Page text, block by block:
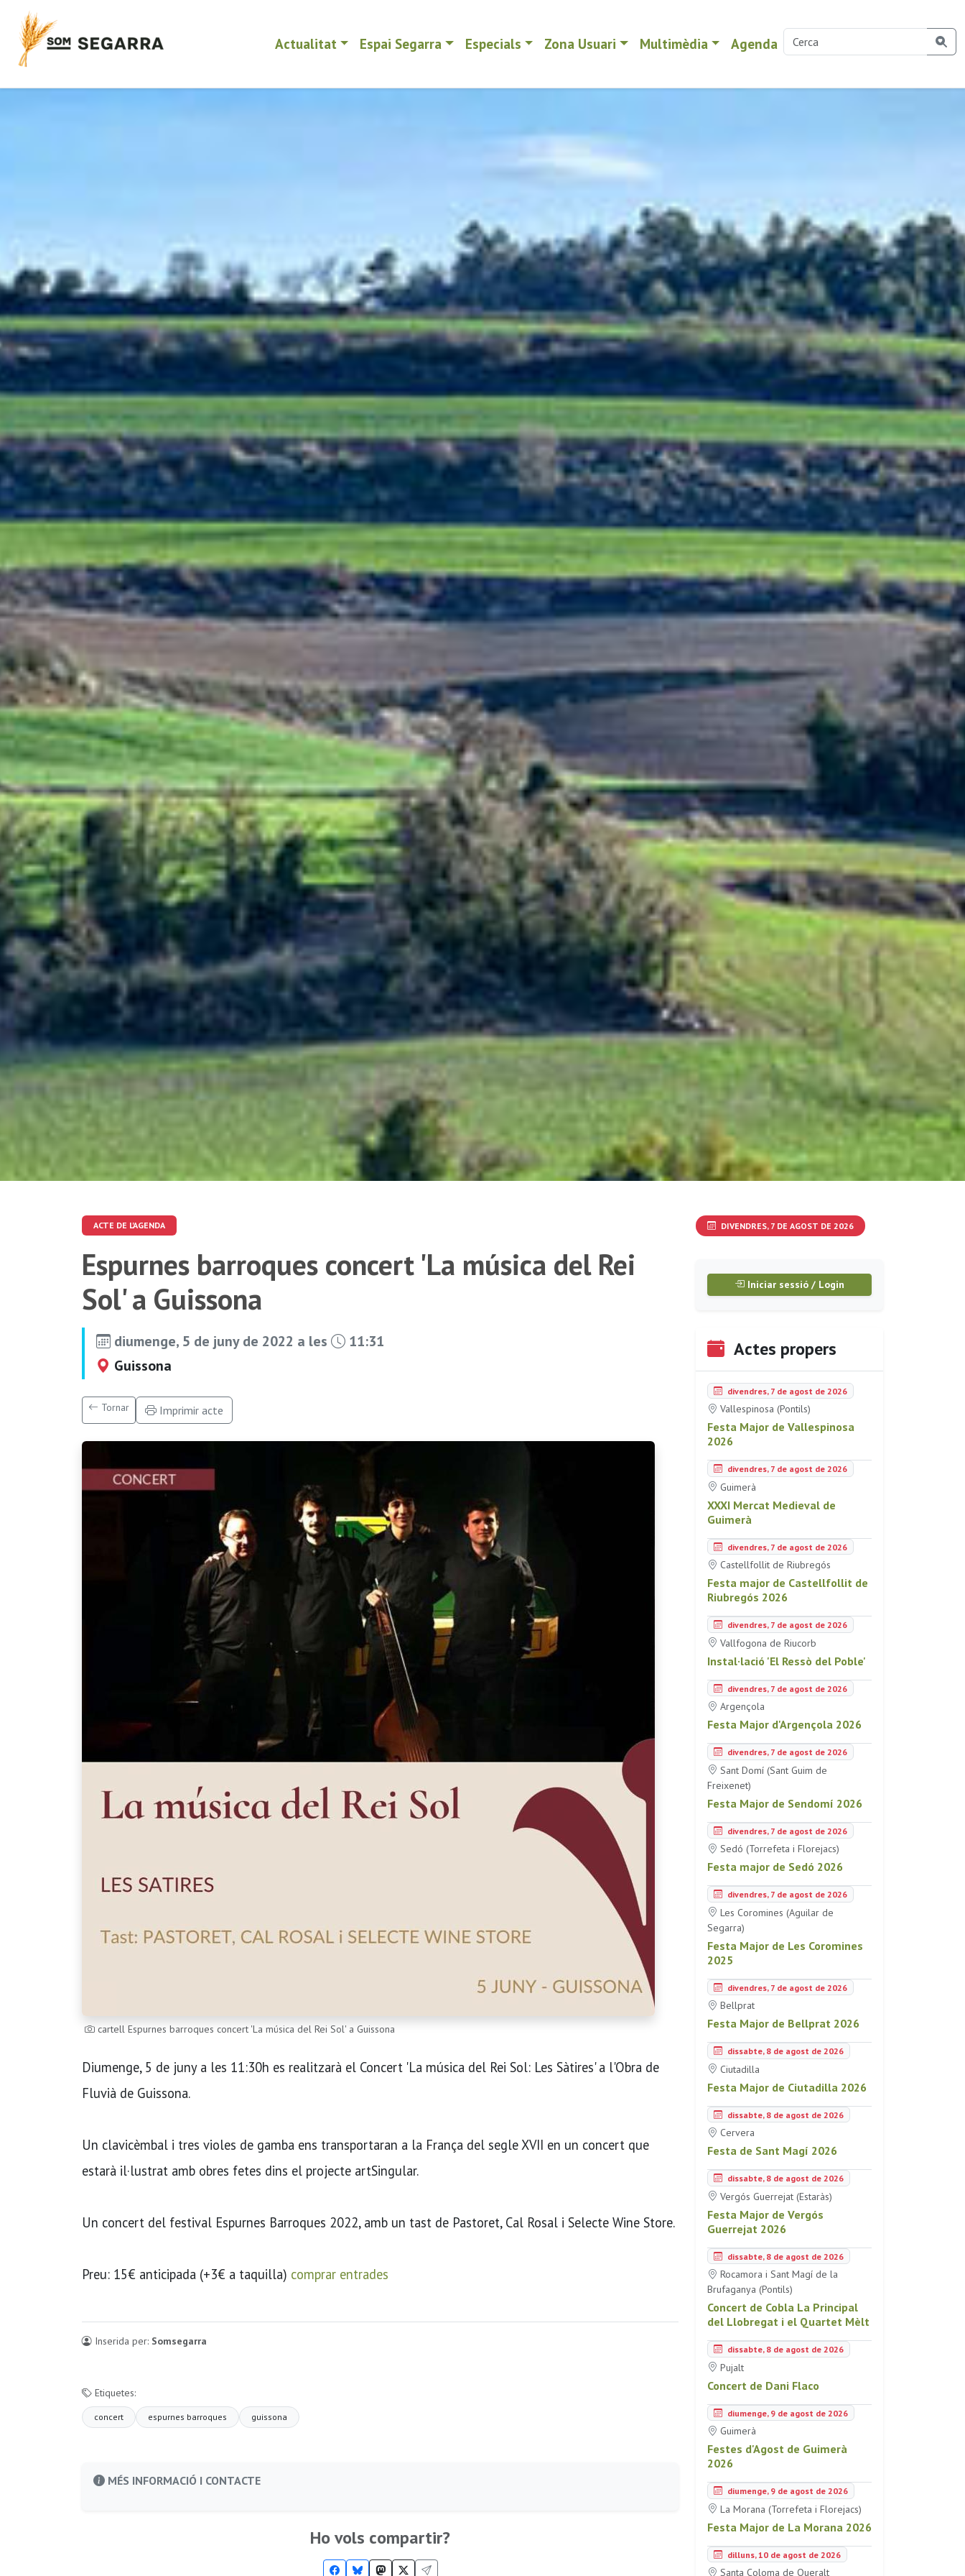
Actualitat Espai Segarra Especials Zona Usuari Multimèdia Agenda
ACTE DE L'AGENDA
Espurnes barroques concert 'La música del Rei
Sol' a Guissona
diumenge, 5 de juny de 2022 a les
11:31
Guissona
Tornar Imprimir acte
cartell Espurnes barroques concert 'La música del Rei Sol' a Guissona
Diumenge, 5 de juny a les 11:30h es realitzarà el Concert 'La música del Rei Sol: Les Sàtires' a l'Obra de
Fluvià de Guissona.
Un clavicèmbal i tres violes de gamba ens transportaran a la França del segle XVII en un concert que
estarà il·lustrat amb obres fetes dins el projecte artSingular.
Un concert del festival Espurnes Barroques 2022, amb un tast de Pastoret, Cal Rosal i Selecte Wine Store.
Preu: 15€ anticipada (+3€ a taquilla) comprar entrades
Inserida per: Somsegarra
Etiquetes:
concert espurnes barroques guissona
MÉS INFORMACIÓ I CONTACTE
Ho vols compartir?
DIVENDRES, 7 DE AGOST DE 2026
Iniciar sessió / Login
Actes propers
divendres, 7 de agost de 2026
Vallespinosa (Pontils)
Festa Major de Vallespinosa
2026
divendres, 7 de agost de 2026
Guimerà
XXXI Mercat Medieval de
Guimerà
divendres, 7 de agost de 2026
Castellfollit de Riubregós
Festa major de Castellfollit de
Riubregós 2026
divendres, 7 de agost de 2026
Vallfogona de Riucorb
Instal·lació 'El Ressò del Poble'
divendres, 7 de agost de 2026
Argençola
Festa Major d'Argençola 2026
divendres, 7 de agost de 2026
Sant Domí (Sant Guim de
Freixenet)
Festa Major de Sendomí 2026
divendres, 7 de agost de 2026
Sedó (Torrefeta i Florejacs)
Festa major de Sedó 2026
divendres, 7 de agost de 2026
Les Coromines (Aguilar de
Segarra)
Festa Major de Les Coromines
2025
divendres, 7 de agost de 2026
Bellprat
Festa Major de Bellprat 2026
dissabte, 8 de agost de 2026
Ciutadilla
Festa Major de Ciutadilla 2026
dissabte, 8 de agost de 2026
Cervera
Festa de Sant Magí 2026
dissabte, 8 de agost de 2026
Vergós Guerrejat (Estaràs)
Festa Major de Vergós
Guerrejat 2026
dissabte, 8 de agost de 2026
Rocamora i Sant Magí de la
Brufaganya (Pontils)
Concert de Cobla La Principal
del Llobregat i el Quartet Mèlt
dissabte, 8 de agost de 2026
Pujalt
Concert de Dani Flaco
diumenge, 9 de agost de 2026
Guimerà
Festes d'Agost de Guimerà
2026
diumenge, 9 de agost de 2026
La Morana (Torrefeta i Florejacs)
Festa Major de La Morana 2026
dilluns, 10 de agost de 2026
Santa Coloma de Queralt